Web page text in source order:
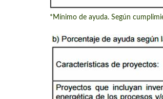
*Mínimo de ayuda. Según